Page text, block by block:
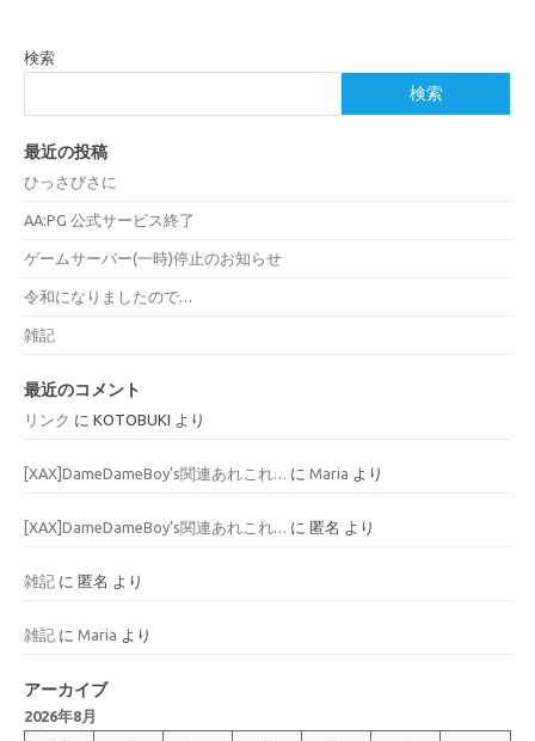
検索
検索
最近の投稿
ひっさびさに
AA:PG 公式サービス終了
ゲームサーバー(一時)停止のお知らせ
令和になりましたので…
雑記
最近のコメント
リンク に KOTOBUKI より
[XAX]DameDameBoy’s関連あれこれ… に Maria より
[XAX]DameDameBoy’s関連あれこれ… に 匿名 より
雑記 に 匿名 より
雑記 に Maria より
アーカイブ
2026年8月